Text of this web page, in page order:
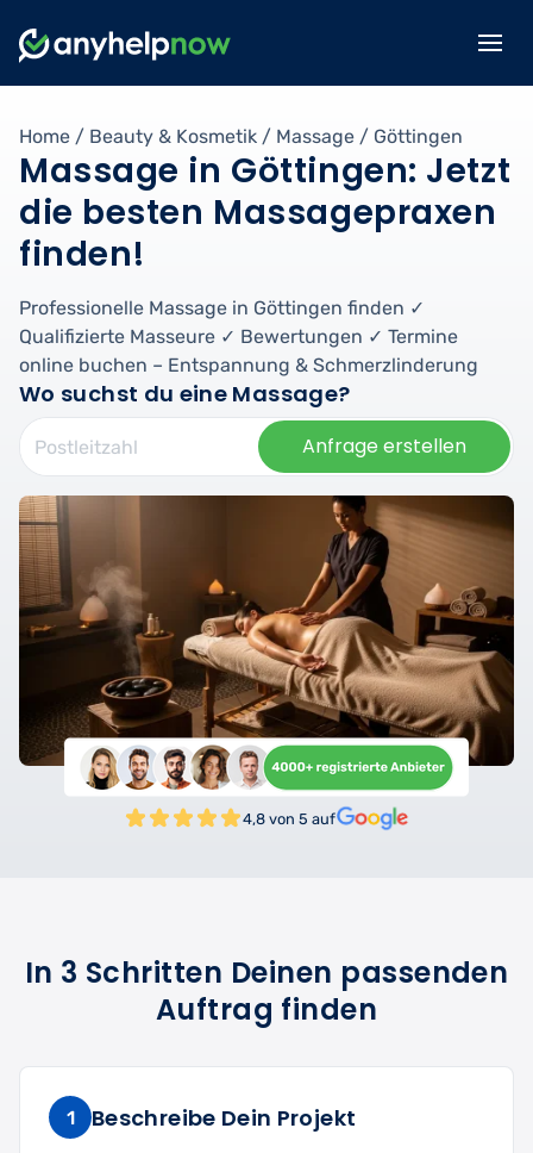
Home / Beauty & Kosmetik / Massage / Göttingen
Massage in Göttingen: Jetzt
die besten Massagepraxen
finden!
Professionelle Massage in Göttingen finden ✓
Qualifizierte Masseure ✓ Bewertungen ✓ Termine
online buchen – Entspannung & Schmerzlinderung
Wo suchst du eine Massage?
Anfrage erstellen
4,8 von 5 auf
In 3 Schritten Deinen passenden
Auftrag finden
1 Beschreibe Dein Projekt